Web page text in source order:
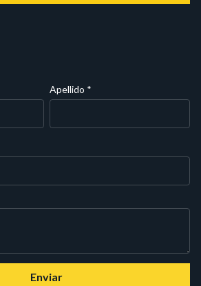
Apellido *
Enviar